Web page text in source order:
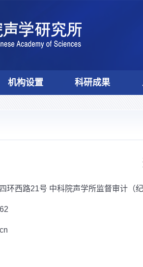
机构设置 科研成果
西路21号 中科院声学所监督审计（